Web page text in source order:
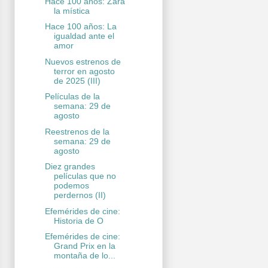
la mística
Hace 100 años: La
igualdad ante el
amor
Nuevos estrenos de
terror en agosto
de 2025 (III)
Películas de la
semana: 29 de
agosto
Reestrenos de la
semana: 29 de
agosto
Diez grandes
películas que no
podemos
perdernos (II)
Efemérides de cine:
Historia de O
Efemérides de cine:
Grand Prix en la
montaña de lo...